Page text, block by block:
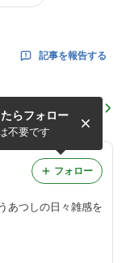
記事を報告する
０７／０7 今日
あつしの日々雑感を
らフォロー
不要です
フォロー